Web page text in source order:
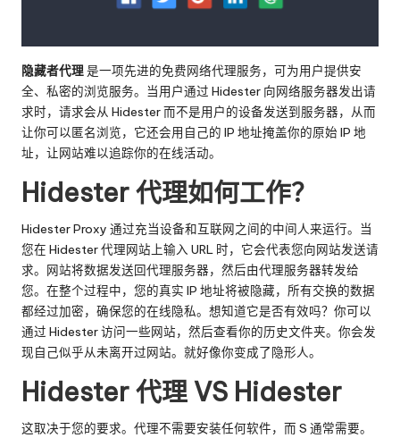
隐藏者代理是一项先进的免费网络代理服务，可为用户提供安
全、私密的浏览服务。当用户通过 Hidester 向网络服务器发出请
求时，请求会从 Hidester 而不是用户的设备发送到服务器，从而
让你可以匿名浏览，它还会用自己的 IP 地址掩盖你的原始 IP 地
址，让网站难以追踪你的在线活动。
Hidester 代理如何工作？
Hidester Proxy 通过充当设备和互联网之间的中间人来运行。当
您在 Hidester 代理网站上输入 URL 时，它会代表您向网站发送请
求。网站将数据发送回代理服务器，然后由代理服务器转发给
您。在整个过程中，您的真实 IP 地址将被隐藏，所有交换的数据
都经过加密，确保您的在线隐私。想知道它是否有效吗？你可以
通过 Hidester 访问一些网站，然后查看你的历史文件夹。你会发
现自己似乎从未离开过网站。就好像你变成了隐形人。
Hidester 代理 VS Hidester
这取决于您的要求。代理不需要安装任何软件，而 S 通常需要。